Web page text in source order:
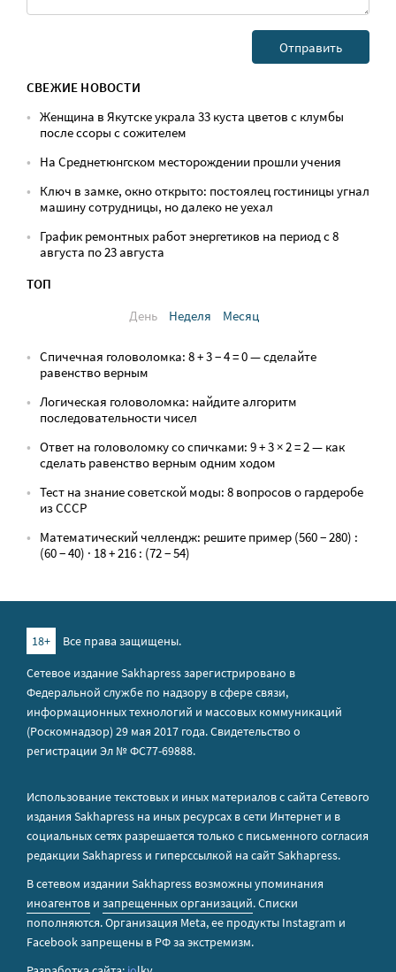
СВЕЖИЕ НОВОСТИ
Женщина в Якутске украла 33 куста цветов с клумбы
после ссоры с сожителем
На Среднетюнгском месторождении прошли учения
Ключ в замке, окно открыто: постоялец гостиницы угнал
машину сотрудницы, но далеко не уехал
График ремонтных работ энергетиков на период с 8
августа по 23 августа
ТОП
День
Неделя Месяц
Спичечная головоломка: 8 + 3 − 4 = 0 — сделайте
равенство верным
Логическая головоломка: найдите алгоритм
последовательности чисел
Ответ на головоломку со спичками: 9 + 3 × 2 = 2 — как
сделать равенство верным одним ходом
Тест на знание советской моды: 8 вопросов о гардеробе
из СССР
Математический челлендж: решите пример (560 − 280) :
(60 − 40) · 18 + 216 : (72 − 54)
18+
Все права защищены.
Сетевое издание Sakhapress зарегистрировано в
Федеральной службе по надзору в сфере связи,
информационных технологий и массовых коммуникаций
(Роскомнадзор) 29 мая 2017 года. Свидетельство о
регистрации Эл № ФС77-69888.
Использование текстовых и иных материалов с сайта Сетевого
издания Sakhapress на иных ресурсах в сети Интернет и в
социальных сетях разрешается только с письменного согласия
редакции Sakhapress и гиперссылкой на сайт Sakhapress.
В сетевом издании Sakhapress возможны упоминания
иноагентов и запрещенных организаций. Списки
пополняются. Организация Metа, ее продукты Instagram и
Facebook запрещены в РФ за экстремизм.